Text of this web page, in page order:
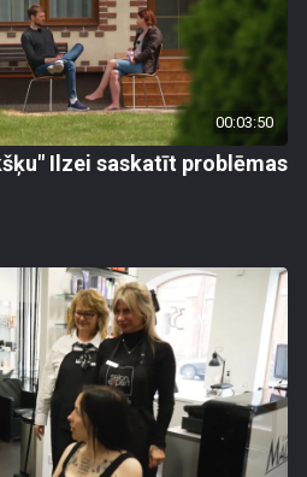
00:03:50
Ilzei saskatīt problēmas